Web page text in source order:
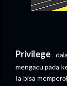
Privilege
mengacu pada
Ia bisa